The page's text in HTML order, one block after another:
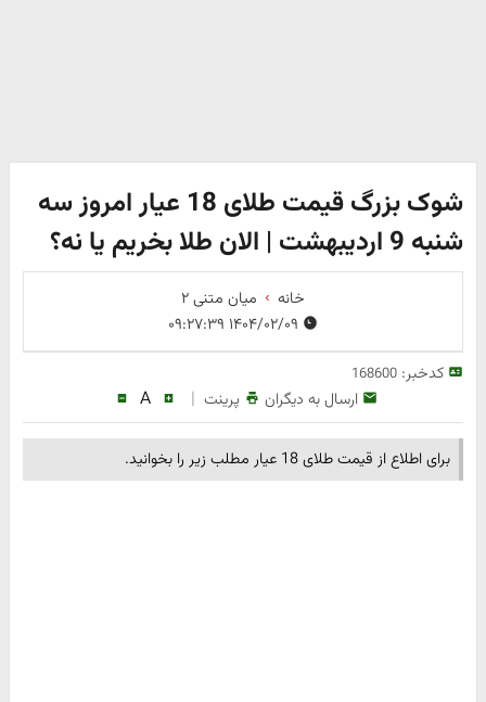
شوک بزرگ قیمت طلای 18 عیار امروز سه
شنبه 9 اردیبهشت | الان طلا بخریم یا نه؟
خانه
میان متنی ۲
کدخبر:168600
ارسال به دیگران پرینت |
A
برای اطلاع از قیمت طلای 18 عیار مطلب زیر را بخوانید.